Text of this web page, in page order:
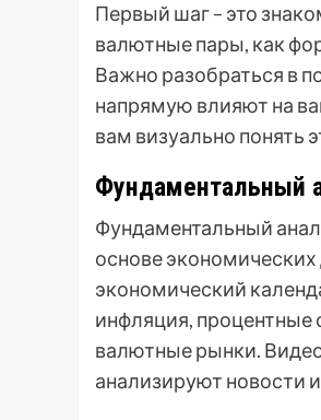
Первый шаг – это
валютные пары, как
Важно разобраться в
напрямую влияют на
вам визуально понять
Фундаментальный
Фундаментальный
основе
экономический
инфляция, процентные
валютные рынки.
анализируют новости